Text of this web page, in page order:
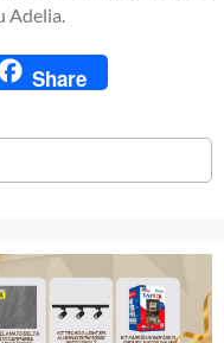
Adelia.
Share